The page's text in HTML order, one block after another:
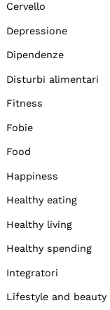
Cervello
Depressione
Dipendenze
Disturbi alimentari
Fitness
Fobie
Food
Happiness
Healthy eating
Healthy living
Healthy spending
Integratori
Lifestyle and beauty